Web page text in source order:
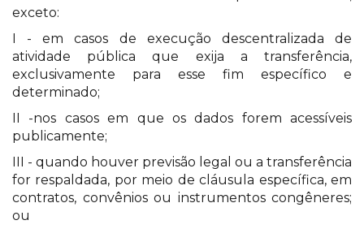
exceto:
I - em casos de execução descentralizada de
atividade pública que exija a transferência,
exclusivamente para esse fim específico e
determinado;
II -nos casos em que os dados forem acessíveis
publicamente;
III - quando houver previsão legal ou a transferência
for respaldada, por meio de cláusula específica, em
contratos, convênios ou instrumentos congêneres;
ou